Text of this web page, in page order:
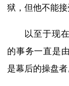
狱，但他不能接
以至于现
的事务一直是
是幕后的操盘者